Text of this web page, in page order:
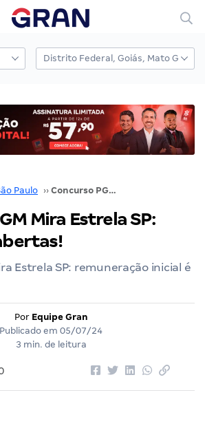
Paulo ›› Concurso PGM Mira Estrela SP: inscrições abertas!
Mira Estrela SP:
Estrela SP: remuneração inicial é
Por Equipe Gran
Publicado em 05/07/24
3 min. de leitura